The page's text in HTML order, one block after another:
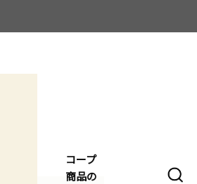
コープ
商品の